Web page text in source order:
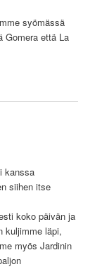
syömässä
Gomera että La
kanssa
siihen itse
koko päivän ja
kuljimme läpi,
myös Jardinin